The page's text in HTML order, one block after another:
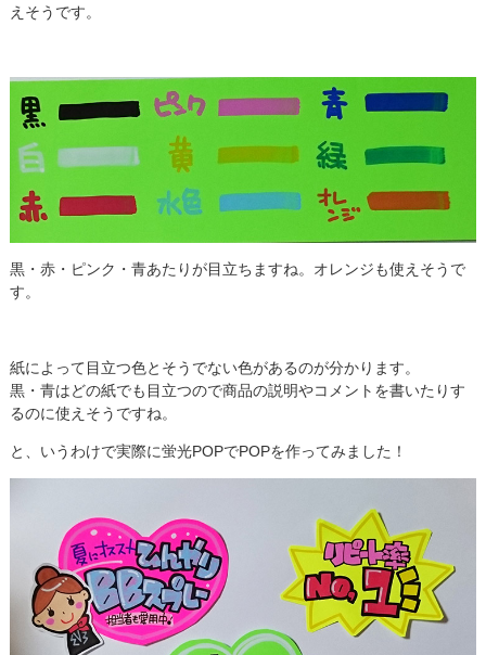
えそうです。
黒・赤・ピンク・青あたりが目立ちますね。オレンジも使えそうで
す。
紙によって目立つ色とそうでない色があるのが分かります。
黒・青はどの紙でも目立つので商品の説明やコメントを書いたりす
るのに使えそうですね。
と、いうわけで実際に蛍光POPでPOPを作ってみました！